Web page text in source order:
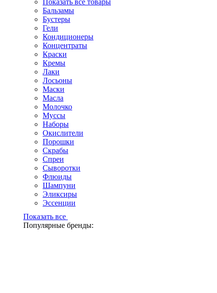
Показать все товары
Бальзамы
Бустеры
Гели
Кондиционеры
Концентраты
Краски
Кремы
Лаки
Лосьоны
Маски
Масла
Молочко
Муссы
Наборы
Окислители
Порошки
Скрабы
Спреи
Сыворотки
Флюиды
Шампуни
Эликсиры
Эссенции
Показать все
Популярные бренды: